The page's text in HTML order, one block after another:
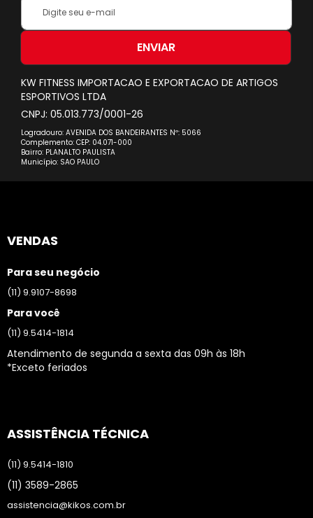
na
Newsletter:
ENVIAR
KW FITNESS IMPORTACAO E EXPORTACAO DE ARTIGOS
ESPORTIVOS LTDA
CNPJ: 05.013.773/0001-26
Logradouro: AVENIDA DOS BANDEIRANTES Nº: 5066
Complemento: CEP: 04.071-000
Bairro: PLANALTO PAULISTA
Município: SAO PAULO
VENDAS
Para seu negócio
(11) 9.9107-8698
Para você
(11) 9.5414-1814
Atendimento de segunda a sexta das 09h às 18h
*Exceto feriados
ASSISTÊNCIA TÉCNICA
(11) 9.5414-1810
(11) 3589-2865
assistencia@kikos.com.br